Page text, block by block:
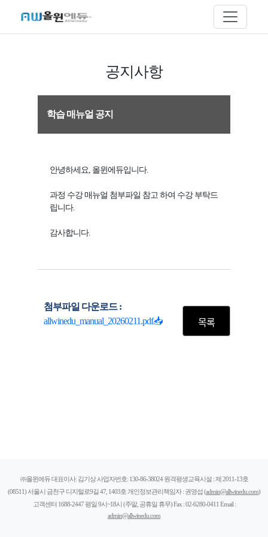
공지사항
학습 매뉴얼 공지
안녕하세요, 올윈에듀입니다.
과정 수강 매뉴얼 첨부파일 참고 하여 수강 부탁드
립니다.
감사합니다.​
첨부파일 다운로드 :
allwinedu_manual_20260211.pdf📥
㈜올윈에듀 대표이사: 김기상 사업자번호: 130-86-38024 원격평생교육시설 : 제 2011-13호
(08511) 서울시 금천구 디지털로9길 47, 1403호 개인정보관리책임자 : 권영섭 (admin@allwinedu.com)
고객센터 1688-2447 평일 9시~18시 (주말, 공휴일 휴무) Fax : 02-6280-0411 Email :
admin@allwinedu.com